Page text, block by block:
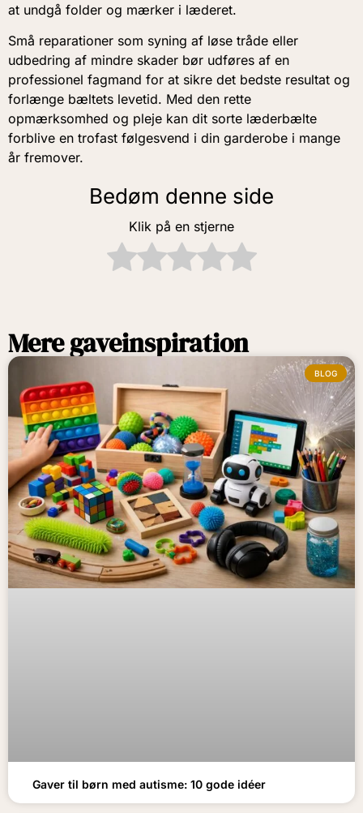
at undgå folder og mærker i læderet.
Små reparationer som syning af løse tråde eller
udbedring af mindre skader bør udføres af en
professionel fagmand for at sikre det bedste resultat og
forlænge bæltets levetid. Med den rette
opmærksomhed og pleje kan dit sorte læderbælte
forblive en trofast følgesvend i din garderobe i mange
år fremover.
Bedøm denne side
Klik på en stjerne
Mere gaveinspiration
BLOG
Gaver til børn med autisme: 10 gode idéer